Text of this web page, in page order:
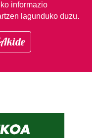
informazio
lagunduko duzu.